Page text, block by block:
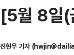
[5월 8일(
진현우 기자